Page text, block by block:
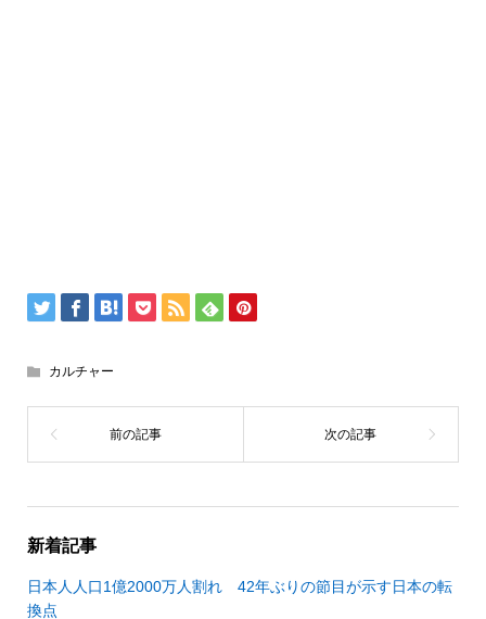
カルチャー
新着記事
日本人人口1億2000万人割れ 42年ぶりの節目が示す日本の転
換点